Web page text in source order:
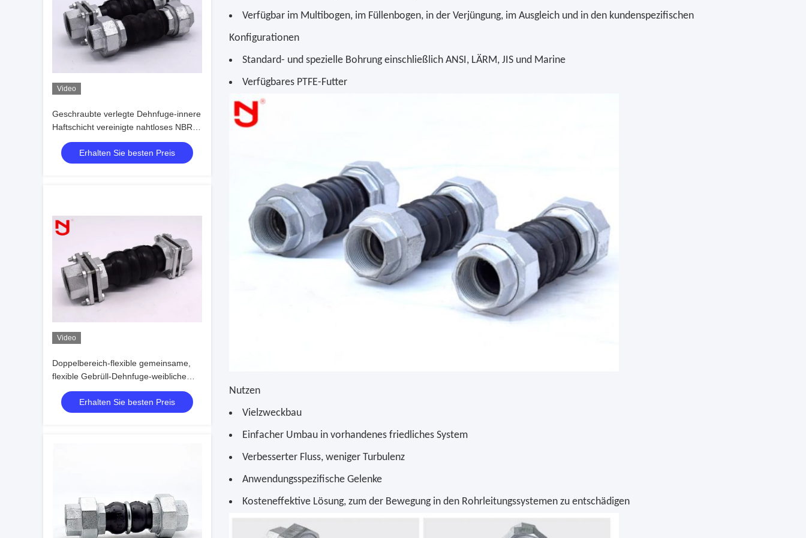
Video
Geschraubte verlegte Dehnfuge-innere
Haftschicht vereinigte nahtloses NBR-
Material
Erhalten Sie besten Preis
Video
Doppelbereich-flexible gemeinsame,
flexible Gebrüll-Dehnfuge-weibliche
Gummiverbindung
Erhalten Sie besten Preis
Verfügbar im Multibogen, im Füllenbogen, in der Verjüngung, im Ausgleich und in den kundenspezifischen
Konfigurationen
Standard- und spezielle Bohrung einschließlich ANSI, LÄRM, JIS und Marine
Verfügbares PTFE-Futter
Nutzen
Vielzweckbau
Einfacher Umbau in vorhandenes friedliches System
Verbesserter Fluss, weniger Turbulenz
Anwendungsspezifische Gelenke
Kosteneffektive Lösung, zum der Bewegung in den Rohrleitungssystemen zu entschädigen